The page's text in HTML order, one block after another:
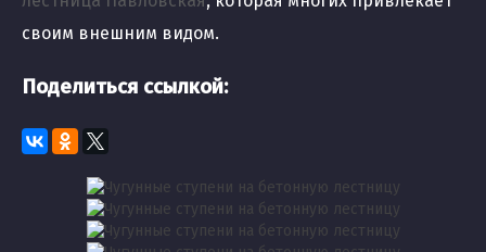
своим внешним видом.
Поделиться ссылкой: